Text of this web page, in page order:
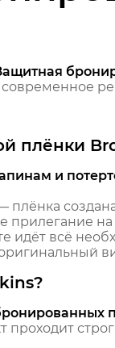
плёнки
и
плёнка
прилегание
идёт всё